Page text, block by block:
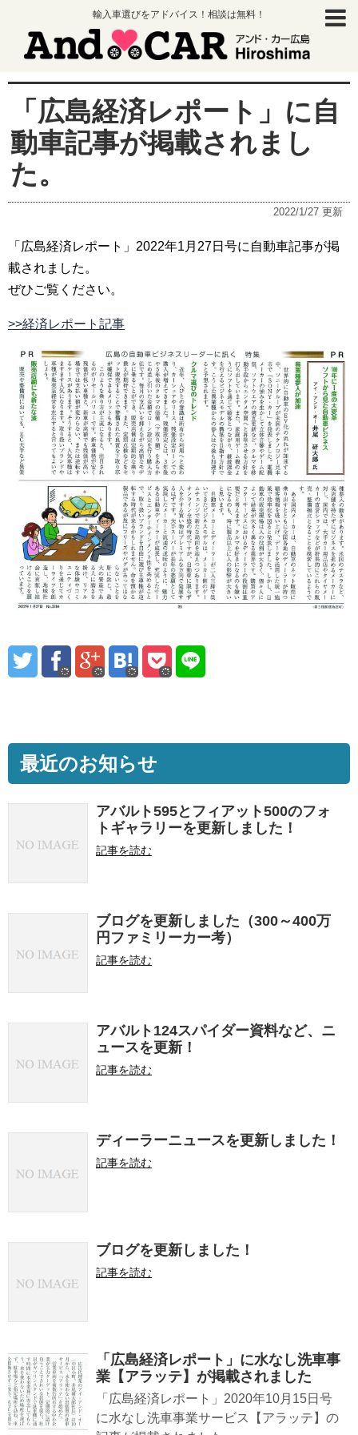
輸入車選びをアドバイス！相談は無料！
「広島経済レポート」に自
動車記事が掲載されまし
た。
2022/1/27 更新
「広島経済レポート」2022年1月27日号に自動車記事が掲
載されました。
ぜひご覧ください。
>>経済レポート記事
最近のお知らせ
アバルト595とフィアット500のフォ
トギャラリーを更新しました！
記事を読む
ブログを更新しました（300～400万
円ファミリーカー考）
記事を読む
アバルト124スパイダー資料など、ニ
ュースを更新！
記事を読む
ディーラーニュースを更新しました！
記事を読む
ブログを更新しました！
記事を読む
「広島経済レポート」に水なし洗車事
業【アラッテ】が掲載されました
「広島経済レポート」2020年10月15日号
に水なし洗車事業サービス【アラッテ】の